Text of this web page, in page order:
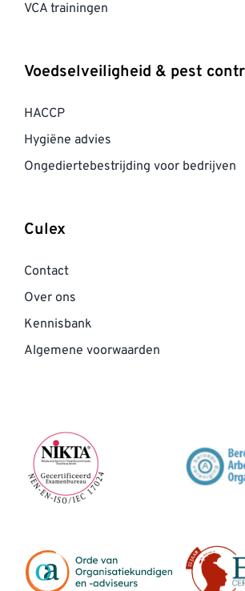
VCA trainingen
Voedselveiligheid & pest
HACCP
Hygiëne advies
Ongediertebestrijding voor bedrijven
Culex
Contact
Over ons
Kennisbank
Algemene voorwaarden